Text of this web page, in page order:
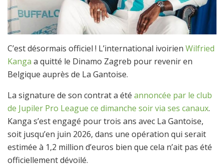
C’est désormais officiel ! L’international ivoirien Wilfried
Kanga a quitté le Dinamo Zagreb pour revenir en
Belgique auprès de La Gantoise.
La signature de son contrat a été annoncée par le club
de Jupiler Pro League ce dimanche soir via ses canaux.
Kanga s’est engagé pour trois ans avec La Gantoise,
soit jusqu’en juin 2026, dans une opération qui serait
estimée à 1,2 million d’euros bien que cela n’ait pas été
officiellement dévoilé.